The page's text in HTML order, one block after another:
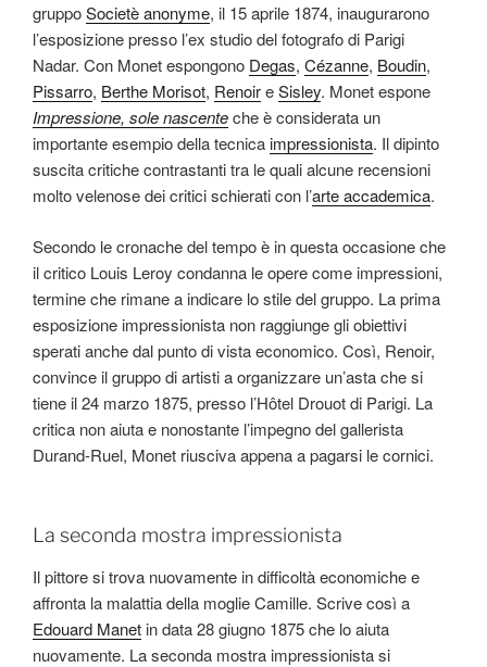
gruppoSocietè anonyme, il 15 aprile 1874, inaugurarono
l’esposizione presso l’ex studio del fotografo di Parigi
Nadar. Con Monet espongono Degas, Cézanne, Boudin,
Pissarro, Berthe Morisot, RenoireSisley. Monet espone
Impressione, sole nascenteche è considerata un
importante esempio della tecnicaimpressionista. Il dipinto
suscita critiche contrastanti tra le quali alcune recensioni
molto velenose dei critici schierati con l’arte accademica.
Secondo le cronache del tempo è in questa occasione che
il critico Louis Leroy condanna le opere come impressioni,
termine che rimane a indicare lo stile del gruppo. La prima
esposizione impressionista non raggiunge gli obiettivi
sperati anche dal punto di vista economico. Così, Renoir,
convince il gruppo di artisti a organizzare un’asta che si
tiene il 24 marzo 1875, presso l’Hôtel Drouot di Parigi. La
critica non aiuta e nonostante l’impegno del gallerista
Durand-Ruel, Monet riusciva appena a pagarsi le cornici.
La seconda mostra impressionista
Il pittore si trova nuovamente in difficoltà economiche e
affronta la malattia della moglie Camille. Scrive così a
Edouard Manet in data 28 giugno 1875 che lo aiuta
nuovamente. La seconda mostra impressionista si